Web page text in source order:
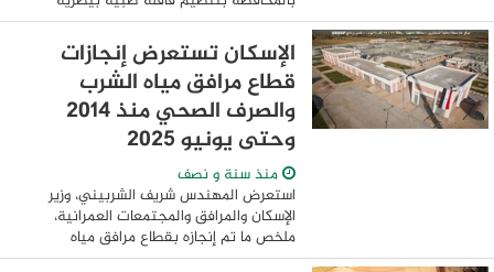
توعوية وقائية مجانية شاملة بقرية الحلوات
التابعة لمركز ومدينة الإبراهيمية، وذلك ...
الإسكان تستعرض إنجازات
قطاع مرافق مياه الشرب
والصرف الصحي منذ 2014
وحتى يونيو 2025
منذ سنة و نصف
استعرض المهندس شريف الشربيني، وزير
الإسكان والمرافق والمجتمعات العمرانية،
ملخص ما تم إنجازه بقطاع مرافق مياه
والشرب والصرف الصحي على مستوي